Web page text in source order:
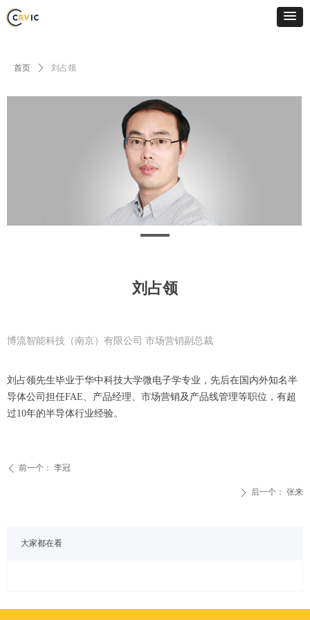
首页 ꄲ 刘占领
刘占领
博流智能科技（南京）有限公司 市场营销副总裁
大家都在看
ꄴ 前一个： 李冠
ꄲ 后一个： 张来
刘占领先生毕业于华中科技大学微电子学专业，先后在国内外知名半
导体公司担任FAE、产品经理、市场营销及产品线管理等职位，有超
过10年的半导体行业经验。